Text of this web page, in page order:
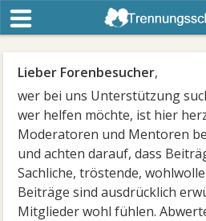
Lieber Forenbesucher,
wer bei uns Unterstützung
wer helfen möchte, ist hier
Moderatoren und Mentoren
und achten darauf, dass
Sachliche, tröstende,
Beiträge sind ausdrücklich
Mitglieder wohl fühlen.